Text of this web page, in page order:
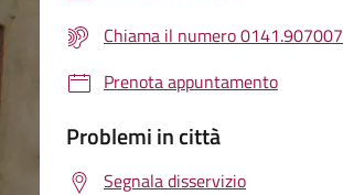
Chiama il numero 0141.907007
Prenota appuntamento
Problemi in città
Segnala disservizio